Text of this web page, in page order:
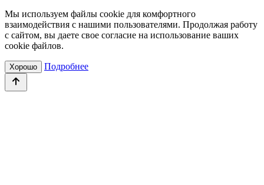
Мы используем файлы cookie для комфортного
взаимодействия с нашими пользователями. Продолжая работу
с сайтом, вы даете свое согласие на использование ваших
cookie файлов.
Хорошо Подробнее